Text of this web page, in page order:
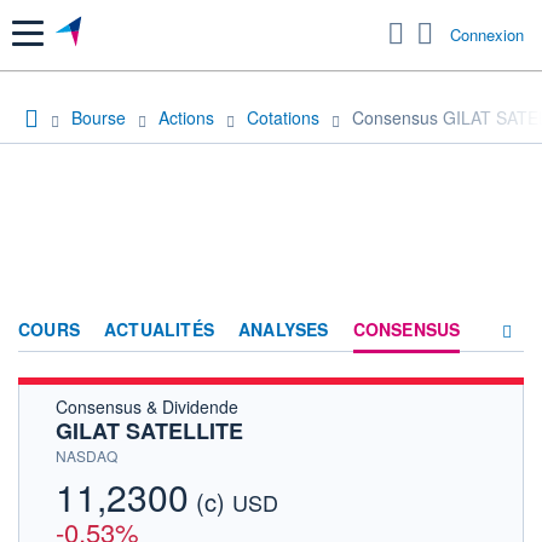
Menu Connexion
Bourse Actions Cotations Consensus GILAT
COURS ACTUALITÉS ANALYSES CONSENSUS
ACTIONNAIRES
Consensus & Dividende
GILAT SATELLITE
NASDAQ
11,2300 (c) USD
-0,53%